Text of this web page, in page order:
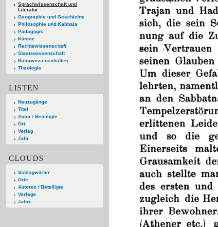
Sprachwissenschaft und
Literatur
Geographie und Geschichte
Philosophie und Kabbala
Pädagogik
Künste
Rechtswissenschaft
Staatswissenschaft
Naturwissenschaften
Theologie
LISTEN
Neuzugänge
Titel
Autor / Beteiligte
Ort
Verlag
Jahr
CLOUDS
Schlagwörter
Orte
Autoren / Beteiligte
Verlage
Jahre